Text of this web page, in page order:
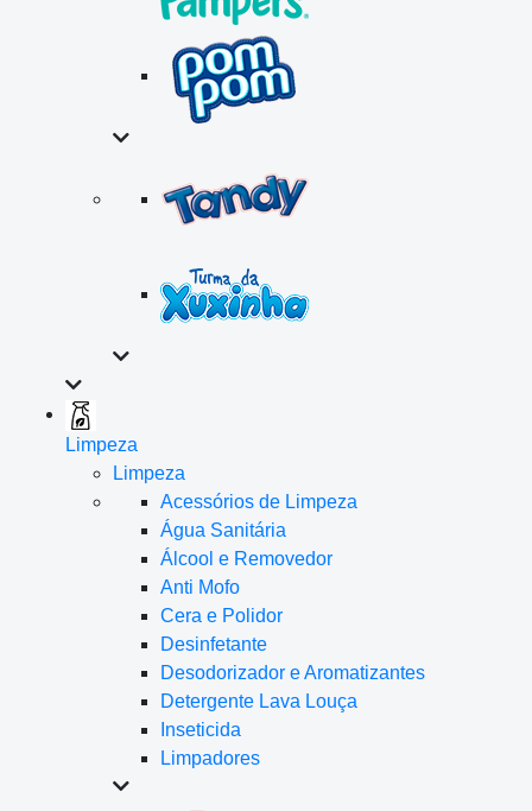
Limpeza
Limpeza
Acessórios de Limpeza
Água Sanitária
Álcool e Removedor
Anti Mofo
Cera e Polidor
Desinfetante
Desodorizador e Aromatizantes
Detergente Lava Louça
Inseticida
Limpadores